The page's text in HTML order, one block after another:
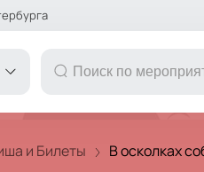
и Билеты В осколках